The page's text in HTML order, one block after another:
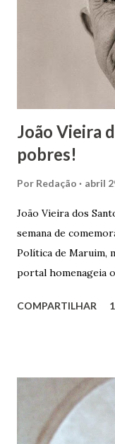
João Vieira
pobres!
Por Redação abril
João Vieira dos
semana de
Política de Maruim,
portal homenageia
Vieira dos Santos e
infância pobre,
estudos, e então
plano para auxiliar
COMPARTILHAR